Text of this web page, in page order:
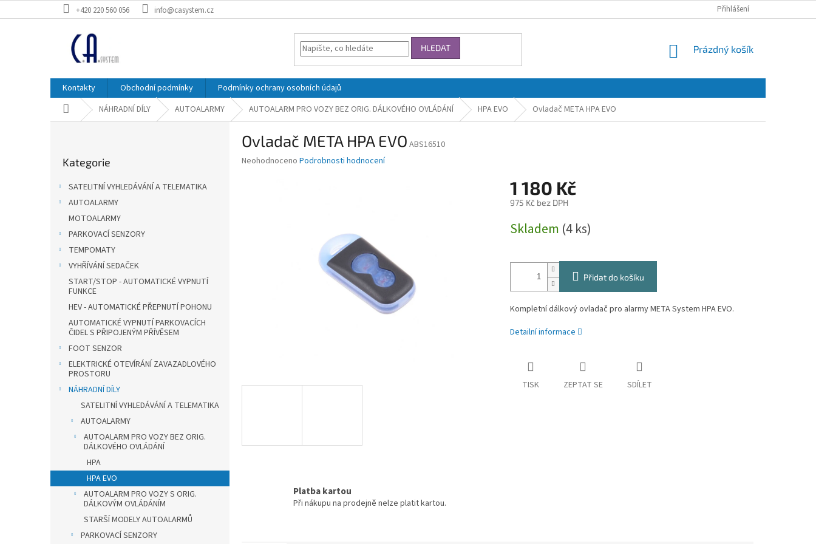
na
+420 220 560 056 info@casystem.cz Přihlášení
HLEDAT
NÁKUPNÍ
Prázdný košík
Kontakty Obchodní podmínky
Podmínky ochrany osobních údajů
Domů NÁHRADNÍ DÍLY AUTOALARMY AUTOALARM PRO VOZY BEZ ORIG. DÁLKOVÉHO OVLÁDÁNÍ HPA EVO Ovladač META HPA EVO
kategorie
Kategorie
SATELITNÍ VYHLEDÁVÁNÍ A TELEMATIKA
AUTOALARMY
MOTOALARMY
PARKOVACÍ SENZORY
TEMPOMATY
VYHŘÍVÁNÍ SEDAČEK
START/STOP - AUTOMATICKÉ VYPNUTÍ
FUNKCE
HEV - AUTOMATICKÉ PŘEPNUTÍ POHONU
AUTOMATICKÉ VYPNUTÍ PARKOVACÍCH
ČIDEL S PŘIPOJENÝM PŘÍVĚSEM
FOOT SENZOR
ELEKTRICKÉ OTEVÍRÁNÍ ZAVAZADLOVÉHO
PROSTORU
NÁHRADNÍ DÍLY
SATELITNÍ VYHLEDÁVÁNÍ A TELEMATIKA
AUTOALARMY
AUTOALARM PRO VOZY BEZ ORIG.
DÁLKOVÉHO OVLÁDÁNÍ
HPA
HPA EVO
AUTOALARM PRO VOZY S ORIG.
DÁLKOVÝM OVLÁDÁNÍM
STARŠÍ MODELY AUTOALARMŮ
PARKOVACÍ SENZORY
Ovladač META HPA EVO ABS16510
Průměrné
Neohodnoceno Podrobnosti hodnocení
1 180 Kč
975 Kč bez DPH
cena:
Skladem (4 ks)
Přidat do košíku
Kompletní dálkový ovladač pro alarmy META System HPA EVO.
Detailní informace
TISK ZEPTAT SE SDÍLET
Platba kartou
Při nákupu na prodejně nelze platit kartou.